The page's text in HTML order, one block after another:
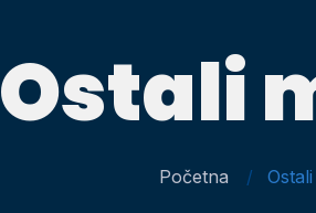
Ostali
Početna